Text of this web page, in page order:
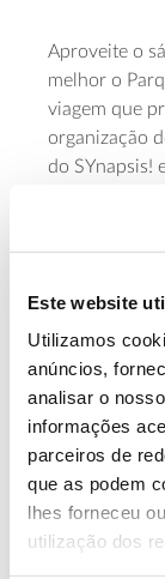
Este website
Utilizamos
anúncios,
analisar o
informações
parceiros de
que as podem
lhes forneceu
utilização dos
Aproveite o
melhor o
viagem que
organização
do SYnapsis!
que inclui
Portinho da
degustação
Santa Maria
estabelecido
Saiba
13.07.2026